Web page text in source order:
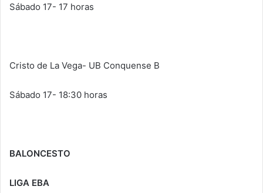
Sábado 17- 17 horas
Cristo de La Vega- UB Conquense B
Sábado 17- 18:30 horas
BALONCESTO
LIGA EBA